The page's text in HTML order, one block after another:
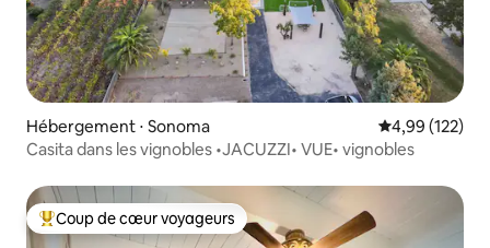
Hébergement ⋅ Sonoma Évaluation
4,99 (122)
Casita dans les vignobles •JACUZZI• VUE• vignobles
Coups de cœur voyageurs les plus appréciés
Coup de cœur voyageurs